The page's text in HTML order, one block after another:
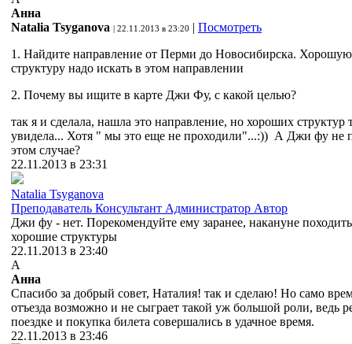
Анна
Natalia Tsyganova
| 22.11.2013 в 23:20 | Посмотреть
1. Найдите направление от Перми до Новосибирска. Хорошую
структуру надо искать в этом направлении
2. Почему вы ищите в карте Джи Фу, с какой целью?
так я и сделала, нашла это направление, но хороших структур
увидела... Хотя " мы это еще не проходили"...:)) А Джи фу не
этом случае?
22.11.2013 в 23:31
Natalia Tsyganova
Преподаватель Консультант Администратор Автор
Джи фу - нет. Порекомендуйте ему заранее, накануне
хорошие структуры
22.11.2013 в 23:40
А
Анна
Спасибо за добрый совет, Наталия! так и сделаю! Но само
отъезда возможно и не сыграет такой уж большой роли, ведь
поездке и покупка билета совершались в удачное время.
22.11.2013 в 23:46